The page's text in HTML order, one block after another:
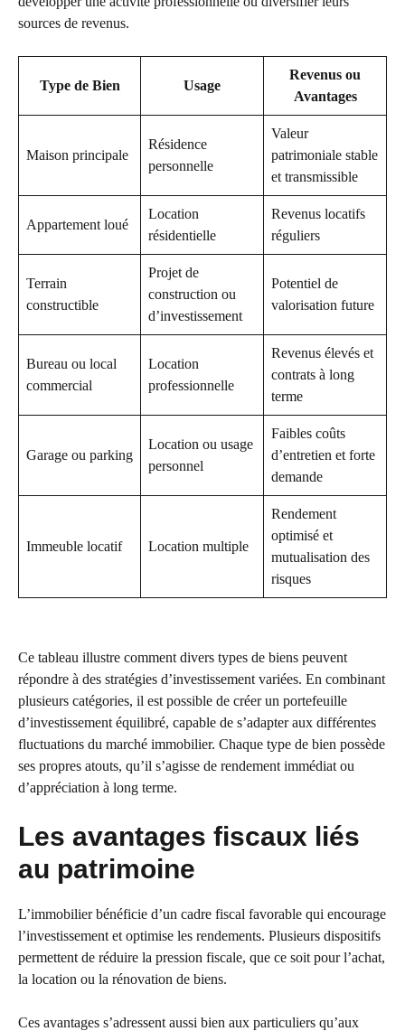
sources de revenus.
Type de Bien Usage
Revenus ou
Avantages
Maison principale
Résidence
personnelle
Valeur
patrimoniale stable
et transmissible
Appartement loué
Location
résidentielle
Revenus locatifs
réguliers
Terrain
constructible
Projet de
construction ou
d’investissement
Potentiel de
valorisation future
Bureau ou local
commercial
Location
professionnelle
Revenus élevés et
contrats à long
terme
Garage ou parking
Location ou usage
personnel
Faibles coûts
d’entretien et forte
demande
Immeuble locatif Location multiple
Rendement
optimisé et
mutualisation des
risques
Ce tableau illustre comment divers types de biens peuvent
répondre à des stratégies d’investissement variées. En combinant
plusieurs catégories, il est possible de créer un portefeuille
d’investissement équilibré, capable de s’adapter aux différentes
fluctuations du marché immobilier. Chaque type de bien possède
ses propres atouts, qu’il s’agisse de rendement immédiat ou
d’appréciation à long terme.
Les avantages fiscaux liés
au patrimoine
L’immobilier bénéficie d’un cadre fiscal favorable qui encourage
l’investissement et optimise les rendements. Plusieurs dispositifs
permettent de réduire la pression fiscale, que ce soit pour l’achat,
la location ou la rénovation de biens.
Ces avantages s’adressent aussi bien aux particuliers qu’aux